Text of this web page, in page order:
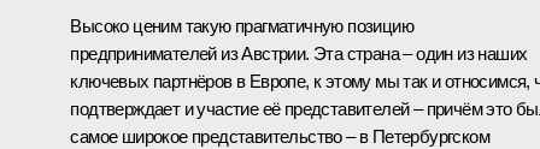
Высоко ценим такую прагматичную позицию
предпринимателей из Австрии. Эта страна – один из наших
ключевых партнёров в Европе, к этому мы так и относимся,
подтверждает и участие её представителей – причём это
самое широкое представительство – в Петербургском